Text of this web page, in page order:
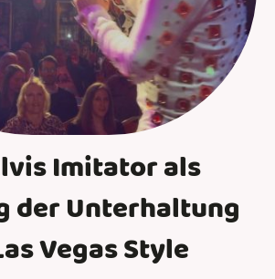
Imitator als
der Unterhaltung
Vegas Style